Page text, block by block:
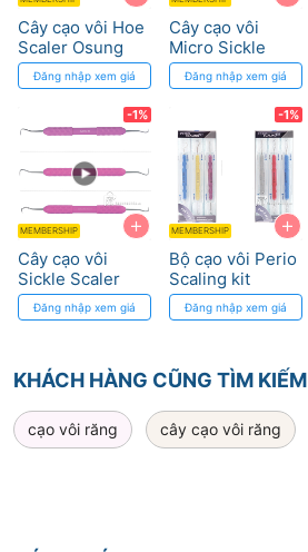
Cây cạo vôi Hoe
Scaler Osung
Đăng nhập xem giá
+
-1%
MEMBERSHIP
Cây cạo vôi
Sickle Scaler
Osung
Đăng nhập xem giá
Cây cạo vôi
Micro Sickle
Scaler Osung
Đăng nhập xem giá
+
-1%
MEMBERSHIP
Bộ cạo vôi Perio
Scaling kit
Osung
Đăng nhập xem giá
KHÁCH HÀNG CŨNG TÌM KIẾM
cạo vôi răng cây cạo vôi răng